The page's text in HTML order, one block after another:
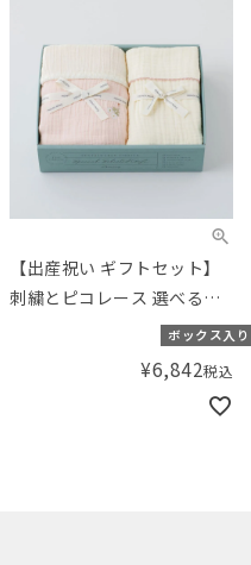
【出産祝い ギフトセット】
刺繍とピコレース 選べる人
気のおくるみセット 【ギフ
トボックス入り】／Aming
ボックス入り
¥6,842税込